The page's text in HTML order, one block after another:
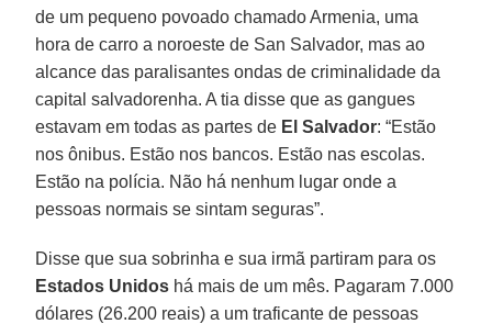
de um pequeno povoado chamado Armenia, uma
hora de carro a noroeste de San Salvador, mas ao
alcance das paralisantes ondas de criminalidade da
capital salvadorenha. A tia disse que as gangues
estavam em todas as partes de El Salvador: “Estão
nos ônibus. Estão nos bancos. Estão nas escolas.
Estão na polícia. Não há nenhum lugar onde a
pessoas normais se sintam seguras”.
Disse que sua sobrinha e sua irmã partiram para os
Estados Unidos há mais de um mês. Pagaram 7.000
dólares (26.200 reais) a um traficante de pessoas